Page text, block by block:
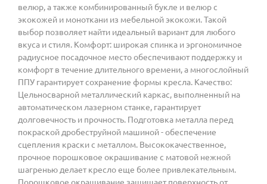
велюр, а также комбинированный букле и велюр с
экокожей и моноткани из мебельной экокожи. Такой
выбор позволяет найти идеальный вариант для любого
вкуса и стиля. Комфорт: широкая спинка и эргономичное
радиусное посадочное место обеспечивают поддержку и
комфорт в течение длительного времени, а многослойный
ППУ гарантирует сохранение формы кресла. Качество:
Цельносварной металлический каркас, выполненный на
автоматическом лазерном станке, гарантирует
долговечность и прочность. Подготовка металла перед
покраской дробеструйной машиной - обеспечение
сцепления краски с металлом. Высококачественное,
прочное порошковое окрашивание с матовой нежной
шагренью делает кресло еще более привлекательным.